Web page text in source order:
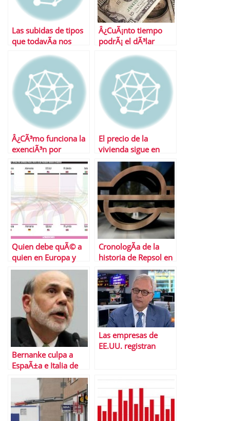
Las subidas de tipos
que todavÃ­a nos
Â¿CuÃ¡nto tiempo
podrÃ¡ el dÃ³lar
Â¿CÃ³mo funciona la
exenciÃ³n por
reinversiÃ³n en
vivienda habitual?
El precio de la
vivienda sigue en
caida libre…
Quien debe quÃ© a
quien en Europa y
Estados Unidos
CronologÃ­a de la
historia de Repsol en
Argentina
Bernanke culpa a
EspaÃ±a e Italia de
retrasar la
recuperaciÃ³n
Las empresas de
EE.UU. registran